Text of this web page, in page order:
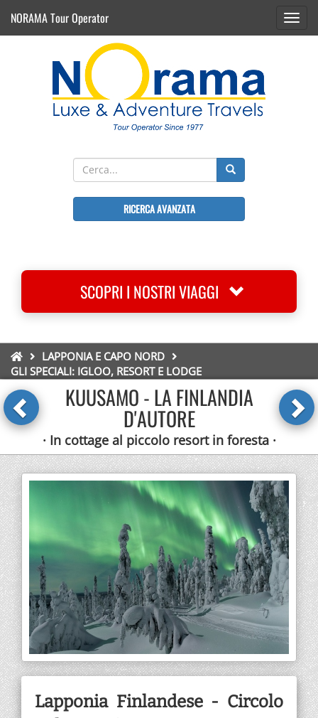
NORAMA Tour Operator
RICERCA AVANZATA
SCOPRI I NOSTRI VIAGGI
LAPPONIA E CAPO NORD
GLI SPECIALI: IGLOO, RESORT E LODGE
KUUSAMO - LA FINLANDIA
D'AUTORE
· In cottage al piccolo resort in foresta ·
Lapponia Finlandese - Circolo